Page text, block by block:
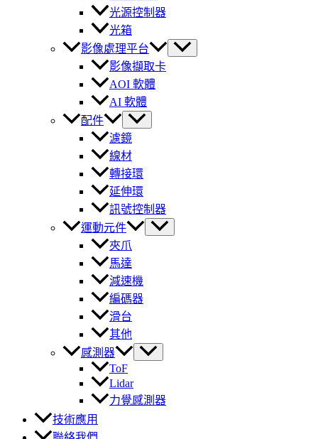
光源控制器
光箱
影像處理平台
影像擷取卡
AOI 軟體
AI 軟體
配件
濾鏡
線材
轉接環
延伸環
訊號控制器
運動元件
夾爪
馬達
減速機
編碼器
滑台
其他
感測器
ToF
Lidar
力覺感測器
技術應用